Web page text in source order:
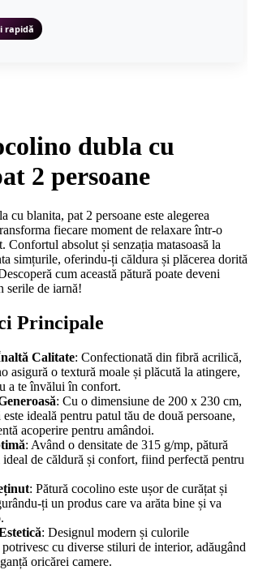
rapidă
dubla cu
2 persoane
cu blanita, pat 2 persoane este alegerea
fiecare moment de relaxare într-o
Confortul absolut și senzația matasoasă la
simțurile, oferindu-ți căldura și plăcerea dorită
cum această pătură poate deveni
serile de iarnă!
Principale
Calitate: Confectionată din fibră acrilică,
asigură o textură moale și plăcută la atingere,
a te învălui în confort.
: Cu o dimensiune de 200 x 230 cm,
este ideală pentru patul tău de două persoane,
acoperire pentru amândoi.
: Având o densitate de 315 g/mp, pătură
de căldură și confort, fiind perfectă pentru
: Pătură cocolino este ușor de curățat și
ți un produs care va arăta bine și va
: Designul modern și culorile
cu diverse stiluri de interior, adăugând
oricărei camere.